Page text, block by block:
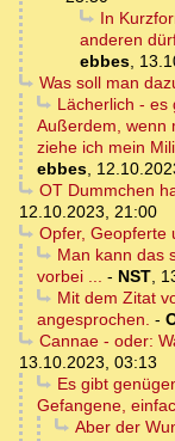
In
anderen
ebbes,
Was soll man
Lächerlich - es
Außerdem, wenn
ziehe ich mein
ebbes,
OT Dummchen
12.10.2023, 21:00
Opfer, Geopferte
Man kann das
vorbei ... - NST,
Mit dem Zitat
angesprochen. -
Cannae - oder:
13.10.2023, 03:13
Es gibt
Gefangene,
Aber der